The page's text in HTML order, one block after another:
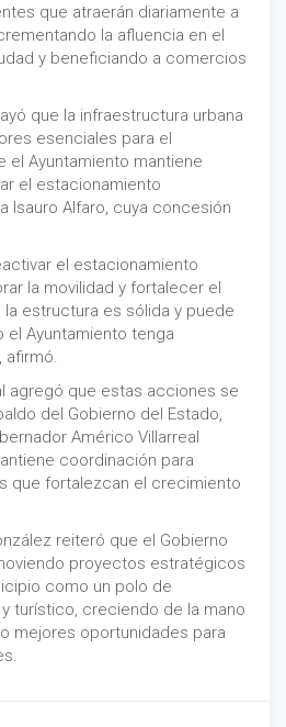
que atraerán diariamente a
la afluencia en el
y beneficiando a comercios
que la infraestructura urbana
esenciales para el
el Ayuntamiento mantiene
el estacionamiento
Isauro Alfaro, cuya concesión
el estacionamiento
la movilidad y fortalecer el
estructura es sólida y puede
Ayuntamiento tenga
afirmó.
agregó que estas acciones se
del Gobierno del Estado,
Américo Villarreal
coordinación para
que fortalezcan el crecimiento
reiteró que el Gobierno
proyectos estratégicos
como un polo de
turístico, creciendo de la mano
mejores oportunidades para